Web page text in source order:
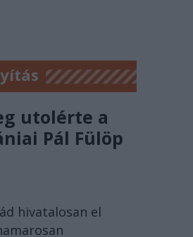
utolérte a
Pál Fülöp
hivatalosan el